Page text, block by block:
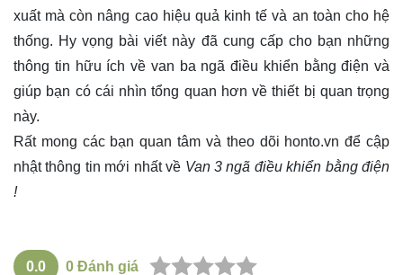
xuất mà còn nâng cao hiệu quả kinh tế và an toàn cho hệ
thống. Hy vọng bài viết này đã cung cấp cho bạn những
thông tin hữu ích về van ba ngã điều khiển bằng điện và
giúp bạn có cái nhìn tổng quan hơn về thiết bị quan trọng
này.
Rất mong các bạn quan tâm và theo dõi honto.vn để cập
nhật thông tin mới nhất về Van 3 ngã điều khiển bằng điện
!
0.0 0 Đánh giá